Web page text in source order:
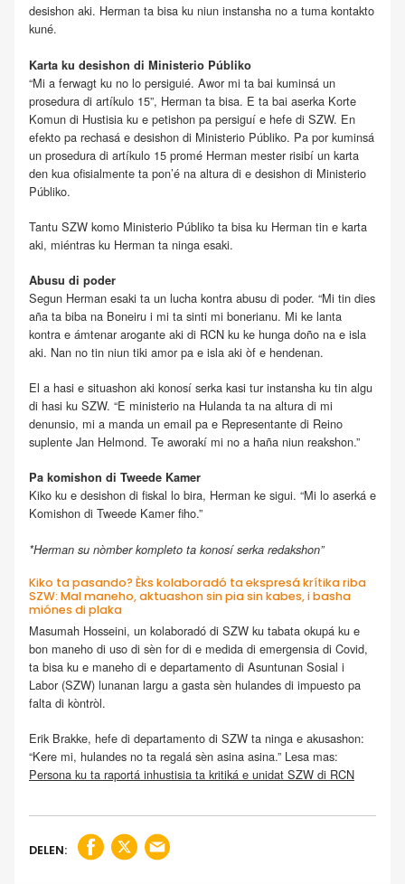
desishon aki. Herman ta bisa ku niun instansha no a tuma kontakto
kuné.
Karta ku desishon di Ministerio Públiko
“Mi a ferwagt ku no lo persiguié. Awor mi ta bai kuminsá un
prosedura di artíkulo 15”, Herman ta bisa. E ta bai aserka Korte
Komun di Hustisia ku e petishon pa persiguí e hefe di SZW. En
efekto pa rechasá e desishon di Ministerio Públiko. Pa por kuminsá
un prosedura di artíkulo 15 promé Herman mester risibí un karta
den kua ofisialmente ta pon’é na altura di e desishon di Ministerio
Públiko.
Tantu SZW komo Ministerio Públiko ta bisa ku Herman tin e karta
aki, miéntras ku Herman ta ninga esaki.
Abusu di poder
Segun Herman esaki ta un lucha kontra abusu di poder. “Mi tin dies
aña ta biba na Boneiru i mi ta sinti mi bonerianu. Mi ke lanta
kontra e ámtenar arogante aki di RCN ku ke hunga doño na e isla
aki. Nan no tin niun tiki amor pa e isla aki òf e hendenan.
El a hasi e situashon aki konosí serka kasi tur instansha ku tin algu
di hasi ku SZW. “E ministerio na Hulanda ta na altura di mi
denunsio, mi a manda un email pa e Representante di Reino
suplente Jan Helmond. Te aworakí mi no a haña niun reakshon.”
Pa komishon di Tweede Kamer
Kiko ku e desishon di fiskal lo bira, Herman ke sigui. “Mi lo aserká e
Komishon di Tweede Kamer fiho.”
*Herman su nòmber kompleto ta konosí serka redakshon”
Kiko ta pasando? Èks kolaboradó ta ekspresá krítika riba
SZW: Mal maneho, aktuashon sin pia sin kabes, i basha
miónes di plaka
Masumah Hosseini, un kolaboradó di SZW ku tabata okupá ku e
bon maneho di uso di sèn for di e medida di emergensia di Covid,
ta bisa ku e maneho di e departamento di Asuntunan Sosial i
Labor (SZW) lunanan largu a gasta sèn hulandes di impuesto pa
falta di kòntròl.
Erik Brakke, hefe di departamento di SZW ta ninga e akusashon:
“Kere mi, hulandes no ta regalá sèn asina asina.” Lesa mas:
Persona ku ta raportá inhustisia ta kritiká e unidat SZW di RCN
DELEN: